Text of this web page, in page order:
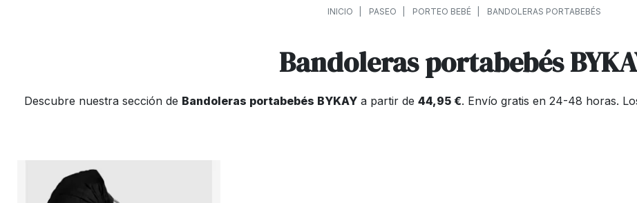
INICIO PASEO PORTEO BEBÉ BANDOLERAS PORTABEBÉS
Bandoleras portabebés
Descubre nuestra sección de Bandoleras portabebés BYKAY a partir de 44,95 €. Envío gratis en 24-48 horas.